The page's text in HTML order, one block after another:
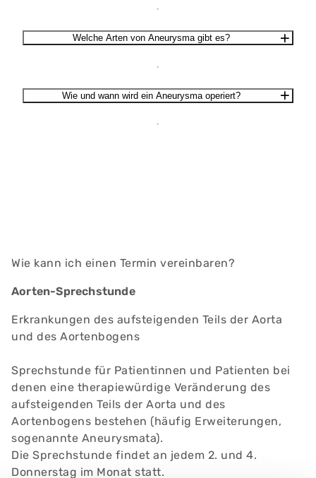
Welche Arten von Aneurysma gibt es?
Wie und wann wird ein Aneurysma operiert?
Wie kann ich einen Termin vereinbaren?
Aorten-Sprechstunde
Erkrankungen des aufsteigenden Teils der Aorta
und des Aortenbogens
Sprechstunde für Patientinnen und Patienten bei
denen eine therapiewürdige Veränderung des
aufsteigenden Teils der Aorta und des
Aortenbogens bestehen (häufig Erweiterungen,
sogenannte Aneurysmata).
Die Sprechstunde findet an jedem 2. und 4.
Donnerstag im Monat statt.